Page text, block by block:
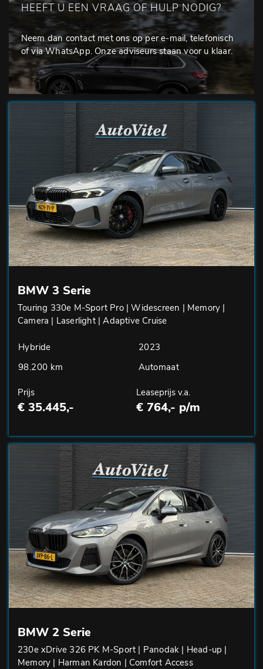
HEEFT U EEN VRAAG OF HULP NODIG?
Neem dan contact met ons op per e-mail, telefonisch
of via WhatsApp. Onze adviseurs staan voor u klaar.
BMW 3 Serie
Touring 330e M-Sport Pro | Widescreen | Memory |
Camera | Laserlight | Adaptive Cruise
Hybride
2023
98.200 km
Automaat
Prijs
€ 35.445,-
Leaseprijs v.a.
€ 764,- p/m
BMW 2 Serie
230e xDrive 326 PK M-Sport | Panodak | Head-up |
Memory | Harman Kardon | Comfort Access